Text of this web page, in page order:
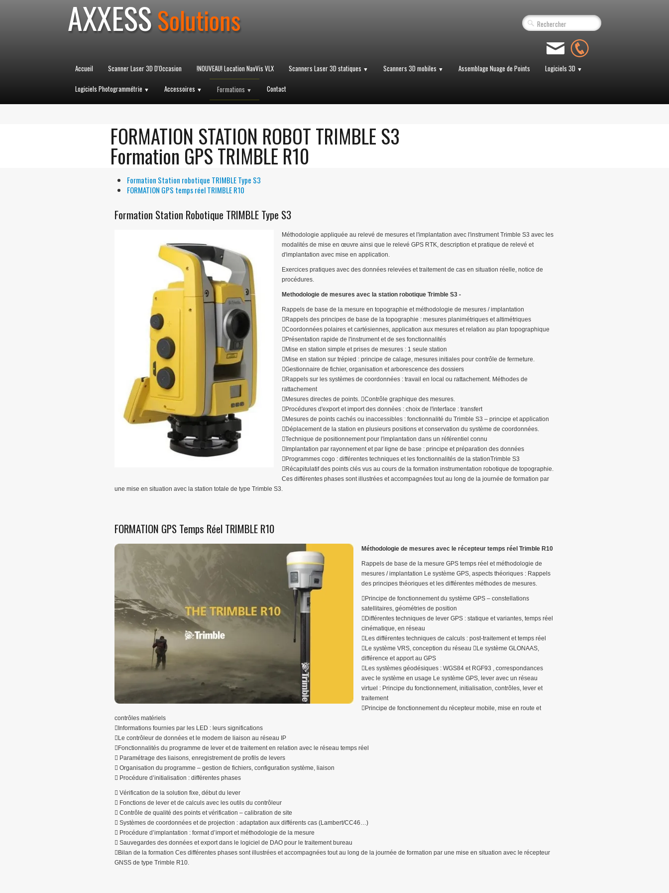
AXXESSSolutions
Accueil Scanner Laser 3D D'Occasion !NOUVEAU! Location NavVis VLX Scanners Laser 3D statiques ▼ Scanners 3D mobiles ▼ Assemblage Nuage de Points Logiciels 3D ▼
Logiciels Photogrammétrie ▼ Accessoires ▼ Formations ▼ Contact
FORMATION STATION ROBOT TRIMBLE S3
Formation GPS TRIMBLE R10
Formation Station robotique TRIMBLE Type S3
FORMATION GPS temps réel TRIMBLE R10
Formation Station Robotique TRIMBLE Type S3
Méthodologie appliquée au relevé de mesures et l'implantation avec l'instrument Trimble S3 avec les
modalités de mise en œuvre ainsi que le relevé GPS RTK, description et pratique de relevé et
d'implantation avec mise en application.
Exercices pratiques avec des données relevées et traitement de cas en situation réelle, notice de
procédures.
Methodologie de mesures avec la station robotique Trimble S3 -
Rappels de base de la mesure en topographie et méthodologie de mesures / implantation
Rappels des principes de base de la topographie : mesures planimétriques et altimétriques
Coordonnées polaires et cartésiennes, application aux mesures et relation au plan topographique
Présentation rapide de l'instrument et de ses fonctionnalités
Mise en station simple et prises de mesures : 1 seule station
Mise en station sur trépied : principe de calage, mesures initiales pour contrôle de fermeture.
Gestionnaire de fichier, organisation et arborescence des dossiers
Rappels sur les systèmes de coordonnées : travail en local ou rattachement. Méthodes de
rattachement
Mesures directes de points. Contrôle graphique des mesures.
Procédures d'export et import des données : choix de l'interface : transfert
Mesures de points cachés ou inaccessibles : fonctionnalité du Trimble S3 – principe et application
Déplacement de la station en plusieurs positions et conservation du système de coordonnées.
Technique de positionnement pour l'implantation dans un référentiel connu
Implantation par rayonnement et par ligne de base : principe et préparation des données
Programmes cogo : différentes techniques et les fonctionnalités de la stationTrimble S3
Récapitulatif des points clés vus au cours de la formation instrumentation robotique de topographie.
Ces différentes phases sont illustrées et accompagnées tout au long de la journée de formation par
une mise en situation avec la station totale de type Trimble S3.
FORMATION GPS Temps Réel TRIMBLE R10
Méthodologie de mesures avec le récepteur temps réel Trimble R10
Rappels de base de la mesure GPS temps réel et méthodologie de
mesures / implantation Le système GPS, aspects théoriques : Rappels
des principes théoriques et les différentes méthodes de mesures.
Principe de fonctionnement du système GPS – constellations
satellitaires, géométries de position
Différentes techniques de lever GPS : statique et variantes, temps réel
cinématique, en réseau
Les différentes techniques de calculs : post-traitement et temps réel
Le système VRS, conception du réseau Le système GLONAAS,
différence et apport au GPS
Les systèmes géodésiques : WGS84 et RGF93 , correspondances
avec le système en usage Le système GPS, lever avec un réseau
virtuel : Principe du fonctionnement, initialisation, contrôles, lever et
traitement
Principe de fonctionnement du récepteur mobile, mise en route et
contrôles matériels
Informations fournies par les LED : leurs significations
Le contrôleur de données et le modem de liaison au réseau IP
Fonctionnalités du programme de lever et de traitement en relation avec le réseau temps réel
 Paramétrage des liaisons, enregistrement de profils de levers
 Organisation du programme – gestion de fichiers, configuration système, liaison
 Procédure d’initialisation : différentes phases
 Vérification de la solution fixe, début du lever
 Fonctions de lever et de calculs avec les outils du contrôleur
 Contrôle de qualité des points et vérification – calibration de site
 Systèmes de coordonnées et de projection : adaptation aux différents cas (Lambert/CC46…)
 Procédure d’implantation : format d’import et méthodologie de la mesure
 Sauvegardes des données et export dans le logiciel de DAO pour le traitement bureau
Bilan de la formation Ces différentes phases sont illustrées et accompagnées tout au long de la journée de formation par une mise en situation avec le récepteur
GNSS de type Trimble R10.